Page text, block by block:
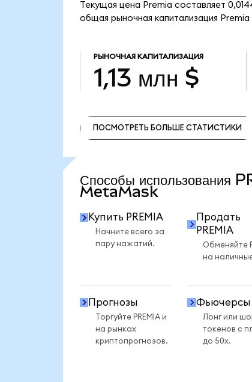
Текущая цена Premia составляет
общая рыночная капитализация Premia
РЫНОЧНАЯ КАПИТАЛИЗАЦИЯ
1,13 млн $
ПОСМОТРЕТЬ БОЛЬШЕ СТАТИСТИКИ
Способы использования
MetaMask
Купить PREMIA
Начните всего за
пару нажатий.
Продать
PREMIA
Обменяйте
на
Прогнозы
Торгуйте PREMIA и
на рынках
криптопрогнозов.
Фьючерсы
Лонг или
токенов с
до 50x.